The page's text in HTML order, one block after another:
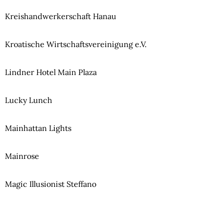
Kreishandwerkerschaft Hanau
Kroatische Wirtschaftsvereinigung e.V.
Lindner Hotel Main Plaza
Lucky Lunch
Mainhattan Lights
Mainrose
Magic Illusionist Steffano